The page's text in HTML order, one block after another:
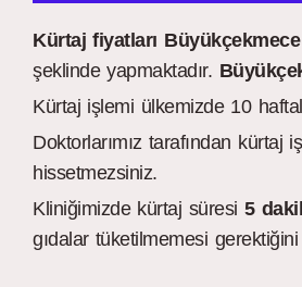
Kürtaj fiyatları Büyükçekmece
şeklinde yapmaktadır.
Kürtaj işlemi ülkemizde 10
Doktorlarımız tarafından
hissetmezsiniz.
Kliniğimizde kürtaj süresi 5
gıdalar tüketilmemesi